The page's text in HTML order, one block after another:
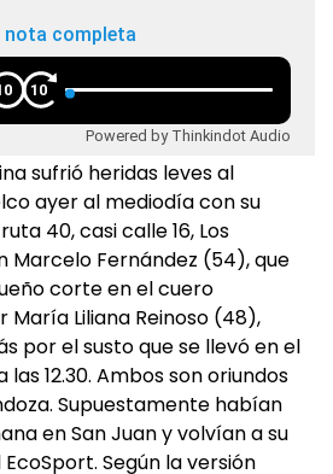
nota completa
10
Powered by Thinkindot Audio
sufrió heridas leves al
ayer al mediodía con su
40, casi calle 16, Los
Marcelo Fernández (54), que
corte en el cuero
María Liliana Reinoso (48),
por el susto que se llevó en el
12.30. Ambos son oriundos
Supuestamente habían
en San Juan y volvían a su
Según la versión